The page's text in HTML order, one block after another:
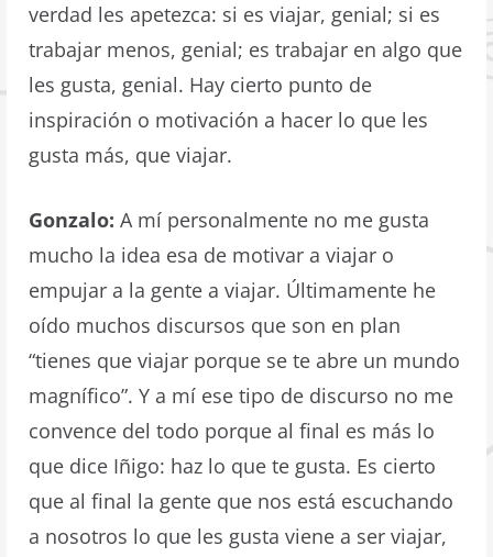
verdad les apetezca: si es viajar, genial; si es
trabajar menos, genial; es trabajar en algo que
les gusta, genial. Hay cierto punto de
inspiración o motivación a hacer lo que les
gusta más, que viajar.
Gonzalo: A mí personalmente no me gusta
mucho la idea esa de motivar a viajar o
empujar a la gente a viajar. Últimamente he
oído muchos discursos que son en plan
“tienes que viajar porque se te abre un mundo
magnífico”. Y a mí ese tipo de discurso no me
convence del todo porque al final es más lo
que dice Iñigo: haz lo que te gusta. Es cierto
que al final la gente que nos está escuchando
a nosotros lo que les gusta viene a ser viajar,